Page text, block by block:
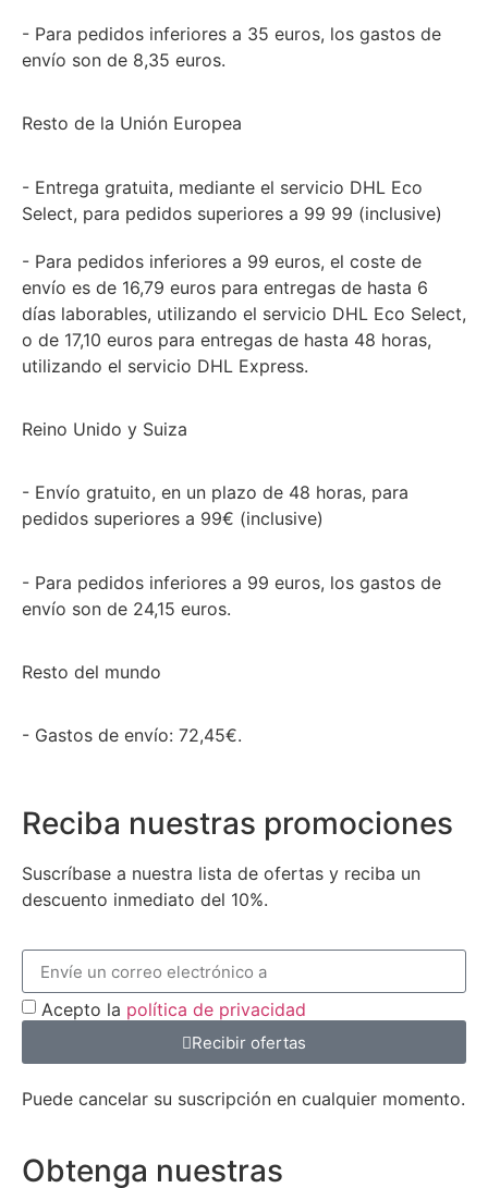
- Para pedidos inferiores a 35 euros, los gastos de
envío son de 8,35 euros.
Resto de la Unión Europea
- Entrega gratuita, mediante el servicio DHL Eco
Select, para pedidos superiores a 99 99 (inclusive)
- Para pedidos inferiores a 99 euros, el coste de
envío es de 16,79 euros para entregas de hasta 6
días laborables, utilizando el servicio DHL Eco Select,
o de 17,10 euros para entregas de hasta 48 horas,
utilizando el servicio DHL Express.
Reino Unido y Suiza
- Envío gratuito, en un plazo de 48 horas, para
pedidos superiores a 99€ (inclusive)
- Para pedidos inferiores a 99 euros, los gastos de
envío son de 24,15 euros.
Resto del mundo
- Gastos de envío: 72,45€.
Reciba nuestras promociones
Suscríbase a nuestra lista de ofertas y reciba un
descuento inmediato del 10%.
Acepto la política de privacidad
Recibir ofertas
Puede cancelar su suscripción en cualquier momento.
Obtenga nuestras